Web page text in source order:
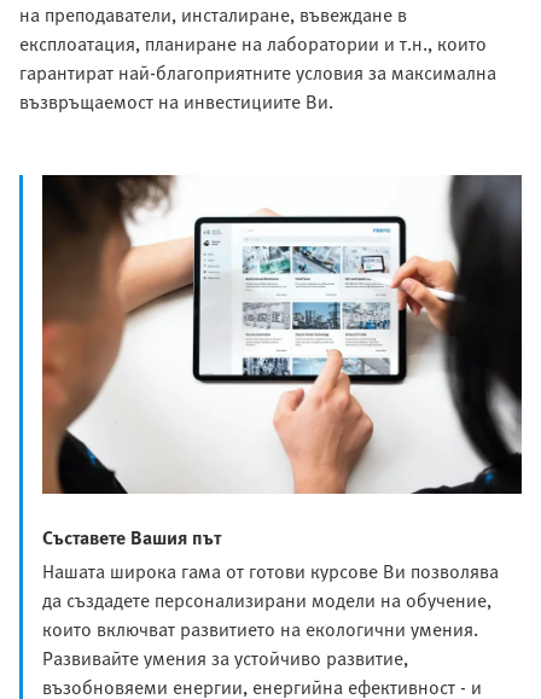
на преподаватели, инсталиране, въвеждане в
експлоатация, планиране на лаборатории и т.н., които
гарантират най-благоприятните условия за максимална
възвръщаемост на инвестициите Ви.
Съставете Вашия път
Нашата широка гама от готови курсове Ви позволява
да създадете персонализирани модели на обучение,
които включват развитието на екологични умения.
Развивайте умения за устойчиво развитие,
възобновяеми енергии, енергийна ефективност - и